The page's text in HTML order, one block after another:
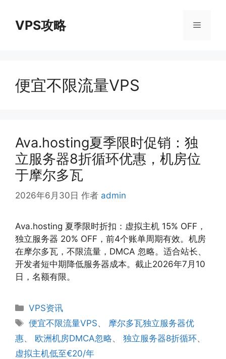
VPS攻略 菜
便宜不限流量VPS
Ava.hosting夏季限时促销：独
立服务器8折循环优惠，机房位
于摩尔多瓦
2026年6月30日 作者 admin
Ava.hosting 夏季限时折扣：虚拟主机 15% OFF，
独立服务器 20% OFF，前4个账单周期有效。机房
在摩尔多瓦，不限流量，DMCA 忽略。适合站长、
开发者短中期降低服务器成本。截止2026年7月10
日，名额有限。
分
类
VPS资讯
标
签
便宜不限流量VPS、 摩尔多瓦独立服务器优
惠、 欧洲机房DMCA忽略、 独立服务器8折循环、
虚拟主机低至€20/年